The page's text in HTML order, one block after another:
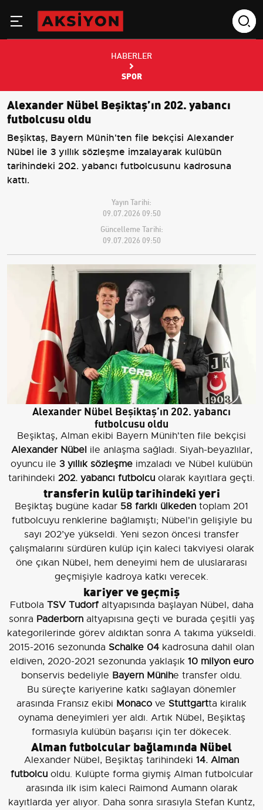
HABERLER
SPOR
Alexander Nübel Beşiktaş’ın 202. yabancı
futbolcusu oldu
Beşiktaş, Bayern Münih'ten file bekçisi Alexander
Nübel ile 3 yıllık sözleşme imzalayarak kulübün
tarihindeki 202. yabancı futbolcusunu kadrosuna
kattı.
Yayın Tarihi:
09.07.2026 09:50
Güncelleme Tarihi:
09.07.2026 09:50
Alexander Nübel Beşiktaş’ın 202. yabancı
futbolcusu oldu
Beşiktaş, Alman ekibi Bayern Münih'ten file bekçisi
Alexander Nübel ile anlaşma sağladı. Siyah-beyazlılar,
oyuncu ile 3 yıllık sözleşme imzaladı ve Nübel kulübün
tarihindeki 202. yabancı futbolcu olarak kayıtlara geçti.
transferin kulüp tarihindeki yeri
Beşiktaş bugüne kadar 58 farklı ülkeden toplam 201
futbolcuyu renklerine bağlamıştı; Nübel'in gelişiyle bu
sayı 202’ye yükseldi. Yeni sezon öncesi transfer
çalışmalarını sürdüren kulüp için kaleci takviyesi olarak
öne çıkan Nübel, hem deneyimi hem de uluslararası
geçmişiyle kadroya katkı verecek.
kariyer ve geçmiş
Futbola TSV Tudorfaltyapısında başlayan Nübel, daha
sonra Paderbornaltyapısına geçti ve burada çeşitli yaş
kategorilerinde görev aldıktan sonra A takıma yükseldi.
2015-2016 sezonunda Schalke 04 kadrosuna dahil olan
eldiven, 2020-2021 sezonunda yaklaşık 10 milyon euro
bonservis bedeliyle Bayern Münihe transfer oldu.
Bu süreçte kariyerine katkı sağlayan dönemler
arasında Fransız ekibi Monaco ve Stuttgartta kiralık
oynama deneyimleri yer aldı. Artık Nübel, Beşiktaş
formasıyla kulübün başarısı için ter dökecek.
Alman futbolcular bağlamında Nübel
Alexander Nübel, Beşiktaş tarihindeki 14. Alman
futbolcuoldu. Kulüpte forma giymiş Alman futbolcular
arasında ilk isim kaleci Raimond Aumann olarak
kayıtlarda yer alıyor. Daha sonra sırasıyla Stefan Kuntz,